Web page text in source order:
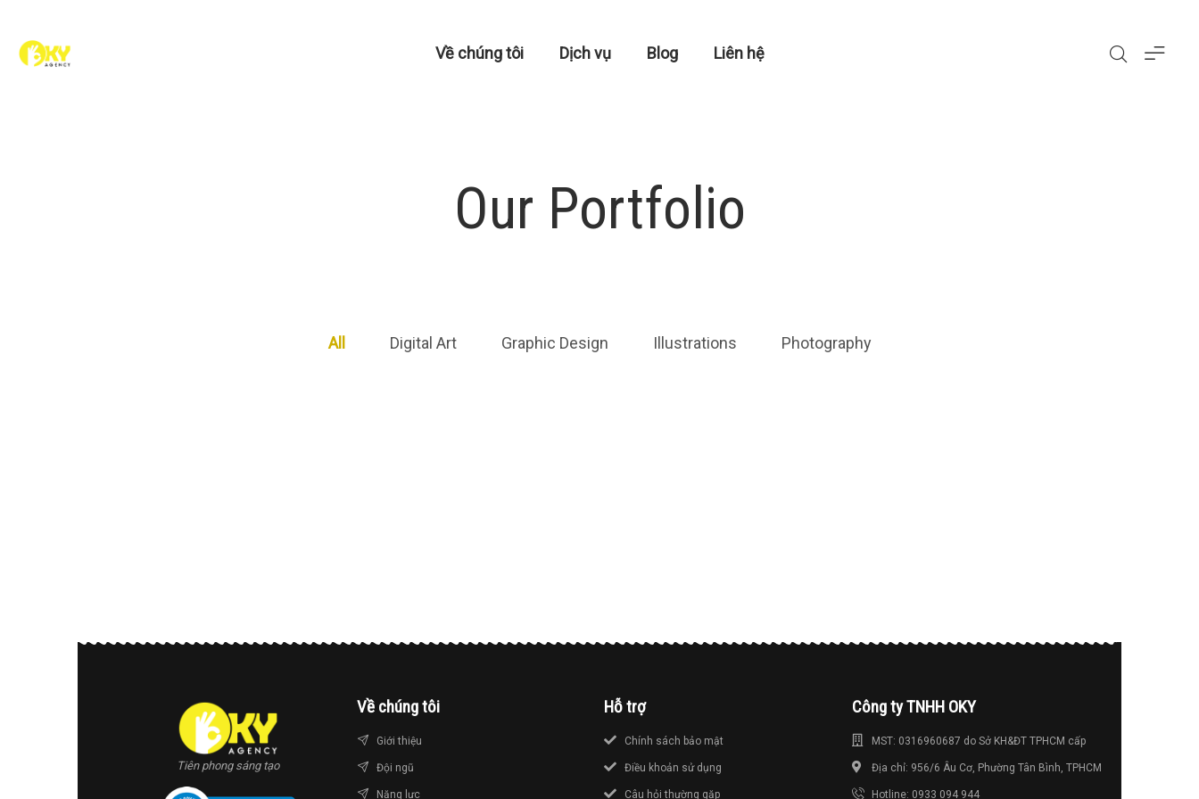
Về chúng tôi Dịch vụ Blog Liên hệ
Our Portfolio
All Digital Art Graphic Design Illustrations Photography
Tiên phong sáng tạo
Về chúng tôi
Giới thiệu
Đội ngũ
Năng lực
Hỗ trợ
Chính sách bảo mật
Điều khoản sử dụng
Câu hỏi thường gặp
Công ty TNHH OKY
MST: 0316960687 do Sở KH&ĐT TPHCM cấp
Địa chỉ: 956/6 Âu Cơ, Phường Tân Bình, TPHCM
Hotline: 0933 094 944